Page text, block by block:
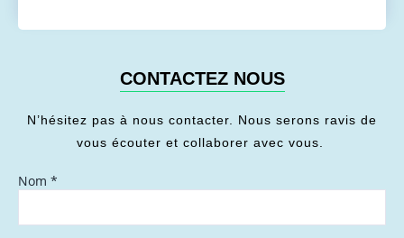
CONTACTEZ NOUS
N’hésitez pas à nous contacter. Nous serons ravis de
vous écouter et collaborer avec vous.
Nom *